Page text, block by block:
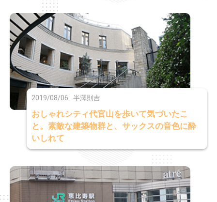
2019/08/06 半澤則吉
おしゃれシティ代官山を歩いて気づいたこ
と。素敵な建築物群と、サックスの音色に酔
いしれて